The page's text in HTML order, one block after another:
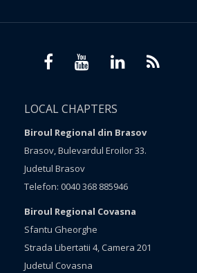
LOCAL CHAPTERS
Biroul Regional din Brasov
Brasov, Bulevardul Eroilor 33.
Judetul Brasov
Telefon: 0040 368 885946
Biroul Regional Covasna
Sfantu Gheorghe
Strada Libertatii 4, Camera 201
Judetul Covasna